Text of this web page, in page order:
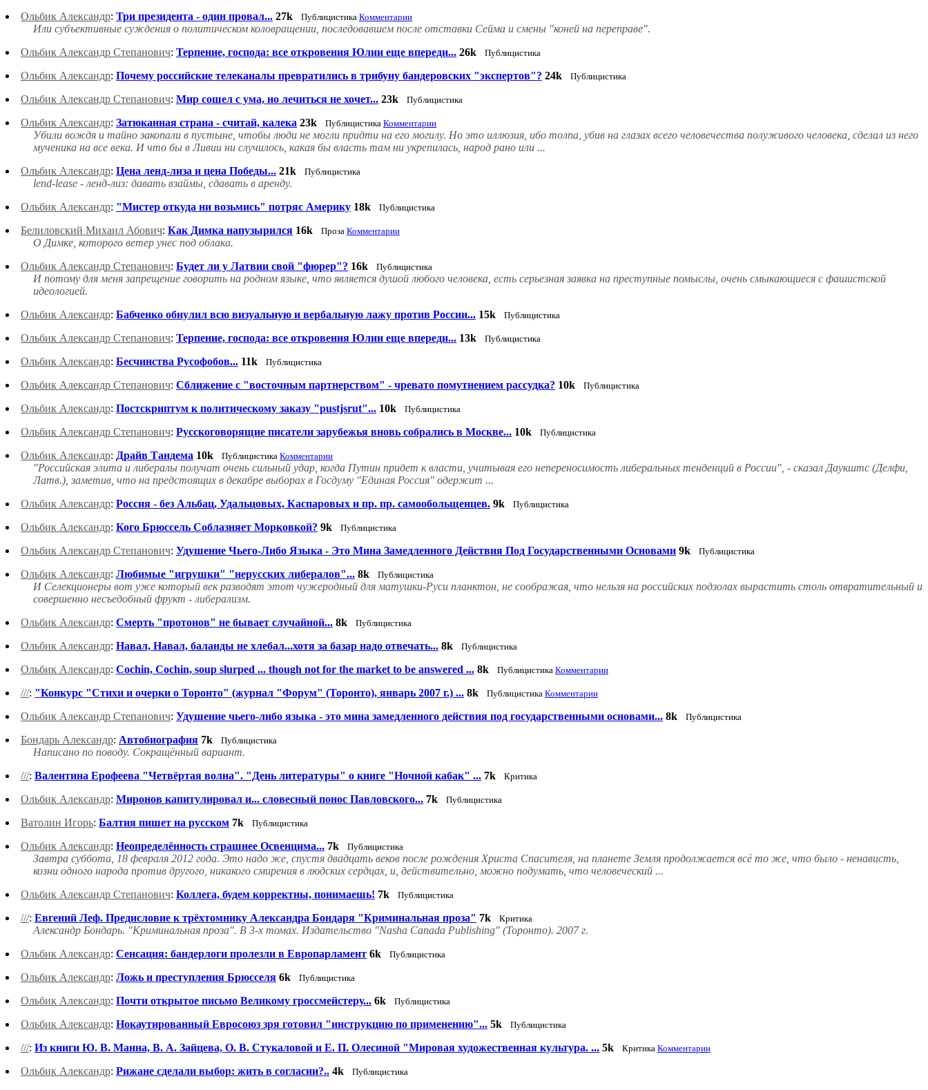
Ольбик Александр: Три президента - один провал... 27k Публицистика Комментарии
Или субъективные суждения о политическом коловращении, последовавшем после отставки Сейма и смены "коней на переправе".
Ольбик Александр Степанович: Терпение, господа: все откровения Юлии еще впереди... 26k Публицистика
Ольбик Александр: Почему российские телеканалы превратились в трибуну бандеровских "экспертов"? 24k Публицистика
Ольбик Александр Степанович: Мир сошел с ума, но лечиться не хочет... 23k Публицистика
Ольбик Александр: Затюканная страна - считай, калека 23k Публицистика Комментарии
Убили вождя и тайно закопали в пустыне, чтобы люди не могли придти на его могилу. Но это иллюзия, ибо толпа, убив на глазах всего человечества полуживого человека, сделал из него
мученика на все века. И что бы в Ливии ни случилось, какая бы власть там ни укрепилась, народ рано или ...
Ольбик Александр: Цена ленд-лиза и цена Победы... 21k Публицистика
lend-lease - ленд-лиз: давать взаймы, сдавать в аренду.
Ольбик Александр: "Мистер откуда ни возьмись" потряс Америку 18k Публицистика
Белиловский Михаил Абович: Как Димка напузырился 16k Проза Комментарии
О Димке, которого ветер унес под облака.
Ольбик Александр Степанович: Будет ли у Латвии свой "фюрер"? 16k Публицистика
И потому для меня запрещение говорить на родном языке, что является душой любого человека, есть серьезная заявка на преступные помыслы, очень смыкающиеся с фашистской
идеологией.
Ольбик Александр: Бабченко обнулил всю визуальную и вербальную лажу против России... 15k Публицистика
Ольбик Александр Степанович: Терпение, господа: все откровения Юлии еще впереди... 13k Публицистика
Ольбик Александр: Бесчинства Русофобов... 11k Публицистика
Ольбик Александр Степанович: Сближение с "восточным партнерством" - чревато помутнением рассудка? 10k Публицистика
Ольбик Александр: Постскриптум к политическому заказу "pustjsrut"... 10k Публицистика
Ольбик Александр Степанович: Русскоговорящие писатели зарубежья вновь собрались в Москве... 10k Публицистика
Ольбик Александр: Драйв Тандема 10k Публицистика Комментарии
"Российская элита и либералы получат очень сильный удар, когда Путин придет к власти, учитывая его непереносимость либеральных тенденций в России", - сказал Даукштс (Делфи,
Латв.), заметив, что на предстоящих в декабре выборах в Госдуму "Единая Россия" одержит ...
Ольбик Александр: Россия - без Альбац, Удальцовых, Каспаровых и пр. пр. самообольщенцев. 9k Публицистика
Ольбик Александр: Кого Брюссель Соблазняет Морковкой? 9k Публицистика
Ольбик Александр Степанович: Удушение Чьего-Либо Языка - Это Мина Замедленного Действия Под Государственными Основами 9k Публицистика
Ольбик Александр: Любимые "игрушки" "нерусских либералов"... 8k Публицистика
И Селекционеры вот уже который век разводят этот чужеродный для матушки-Руси планктон, не соображая, что нельзя на российских подзолах вырастить столь отвратительный и
совершенно несъедобный фрукт - либерализм.
Ольбик Александр: Смерть "протонов" не бывает случайной... 8k Публицистика
Ольбик Александр: Навал, Навал, баланды не хлебал...хотя за базар надо отвечать... 8k Публицистика
Ольбик Александр: Cochin, Cochin, soup slurped ... though not for the market to be answered ... 8k Публицистика Комментарии
///: "Конкурс "Cтихи и очерки о Торонто" (журнал "Форум" (Торонто), январь 2007 г.) ... 8k Публицистика Комментарии
Ольбик Александр Степанович: Удушение чьего-либо языка - это мина замедленного действия под государственными основами... 8k Публицистика
Бондарь Александр: Автобиография 7k Публицистика
Написано по поводу. Сокращённый вариант.
///: Валентина Ерофеева "Четвёртая волна". "День литературы" о книге "Ночной кабак" ... 7k Критика
Ольбик Александр: Миронов капитулировал и... словесный понос Павловского... 7k Публицистика
Ватолин Игорь: Балтия пишет на русском 7k Публицистика
Ольбик Александр: Неопределённость страшнее Освенцима... 7k Публицистика
Завтра суббота, 18 февраля 2012 года. Это надо же, спустя двадцать веков после рождения Христа Спасителя, на планете Земля продолжается всё то же, что было - ненависть,
козни одного народа против другого, никакого смирения в людских сердцах, и, действительно, можно подумать, что человеческий ...
Ольбик Александр Степанович: Коллега, будем корректны, понимаешь! 7k Публицистика
///: Евгений Леф. Предисловие к трёхтомнику Александра Бондаря "Криминальная проза" 7k Критика
Александр Бондарь. "Криминальная проза". В 3-х томах. Издательство "Nasha Canada Publishing" (Торонто). 2007 г.
Ольбик Александр: Сенсация: бандерлоги пролезли в Европарламент 6k Публицистика
Ольбик Александр: Ложь и преступления Брюсселя 6k Публицистика
Ольбик Александр: Почти открытое письмо Великому гроссмейстеру... 6k Публицистика
Ольбик Александр: Нокаутированный Евросоюз зря готовил "инструкцию по применению"... 5k Публицистика
///: Из книги Ю. В. Манна, В. А. Зайцева, О. В. Стукаловой и Е. П. Олесиной "Мировая художественная культура. ... 5k Критика Комментарии
Ольбик Александр: Рижане сделали выбор: жить в согласии?.. 4k Публицистика